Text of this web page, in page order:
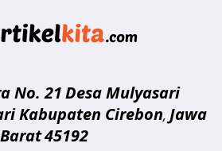
No. 21Desa Mulyasari
Kabupaten Cirebon, Jawa
Barat45192